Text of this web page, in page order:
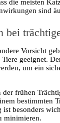
die meisten
sind
bei
Vorsicht
geeignet.
um ein
frühen
bestimmten
ist besonders
minimieren.